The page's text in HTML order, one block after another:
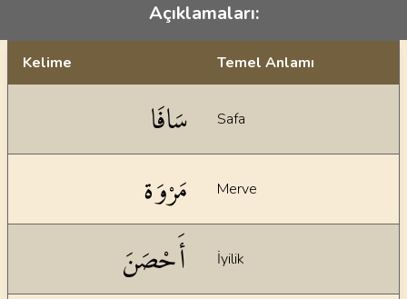
Açıklamaları:
Kelime Temel Anlamı
سَافَا Safa
مَرْوَة Merve
أَحْصَنَ İyilik